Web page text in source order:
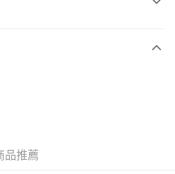
品推薦